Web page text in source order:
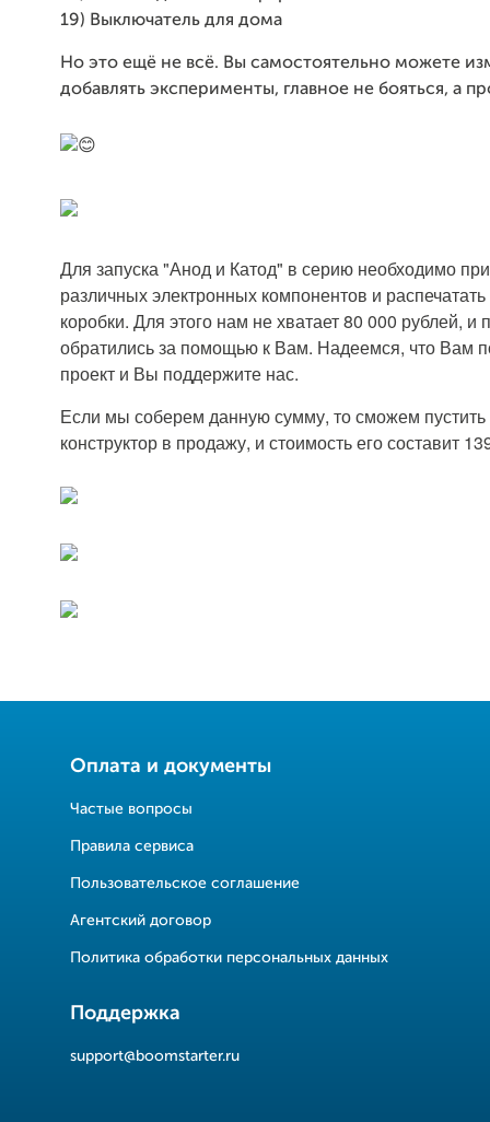
19) Выключатель для дома
Но это ещё не всё. Вы самостоятельно можете
добавлять эксперименты, главное не бояться, а
Для запуска "Анод и Катод" в серию необходимо
различных электронных компонентов и
коробки. Для этого нам не хватает 80 000 рублей, и
обратились за помощью к Вам. Надеемся, что Вам
проект и Вы поддержите нас.
Если мы соберем данную сумму, то сможем
конструктор в продажу, и стоимость его составит
Оплата и документы
Частые вопросы
Правила сервиса
Пользовательское соглашение
Агентский договор
Политика обработки персональных данных
Поддержка
support@boomstarter.ru